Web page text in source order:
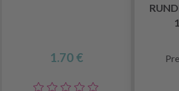
1.70 €